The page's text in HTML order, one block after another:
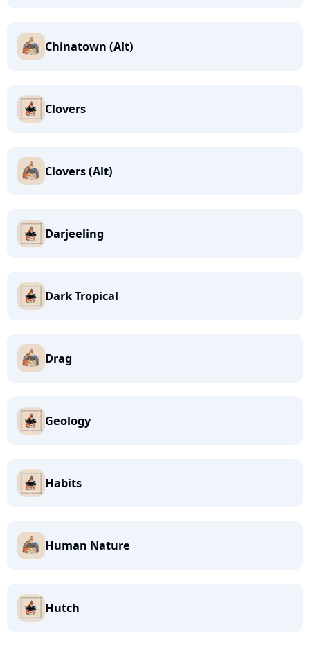
Chinatown (Alt)
Clovers
Clovers (Alt)
Darjeeling
Dark Tropical
Drag
Geology
Habits
Human Nature
Hutch